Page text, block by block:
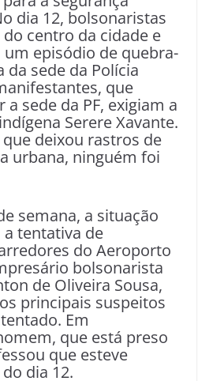
dia 12, bolsonaristas
centro da cidade e
episódio de quebra-
da sede da Polícia
que
sede da PF, exigiam a
Serere Xavante.
deixou rastros de
urbana, ninguém foi
semana, a situação
tentativa de
do Aeroporto
bolsonarista
de Oliveira Sousa,
principais suspeitos
Em
que está preso
que esteve
dia 12.